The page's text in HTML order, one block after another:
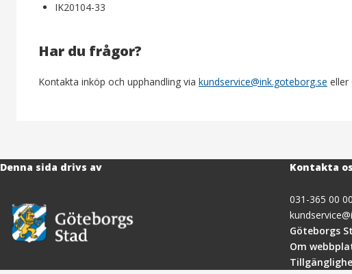
IK20104-33
Har du frågor?
Kontakta inköp och upphandling via kundservice@ink.goteborg.se eller
Denna sida drivs av Kontakta
031-365 00
Göteborgs
Om